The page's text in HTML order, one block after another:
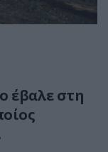
έβαλε στη